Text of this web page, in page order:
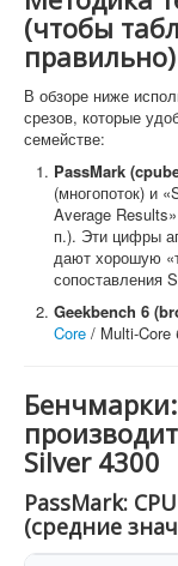
(чтобы
правильно)
В обзоре ниже
срезов, которые
семействе:
PassMark
(многопоток) и
Average
п.). Эти цифры
дают хорошую
сопоставления
Geekbench 6
Core / Multi-Core
Silver 4300
PassMark:
(средние